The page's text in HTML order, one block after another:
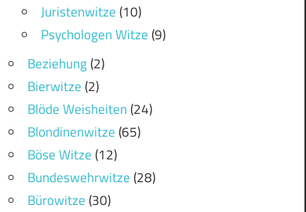
Juristenwitze(10)
Psychologen Witze(9)
Beziehung(2)
Bierwitze(2)
Blöde Weisheiten(24)
Blondinenwitze(65)
Böse Witze(12)
Bundeswehrwitze(28)
Bürowitze(30)